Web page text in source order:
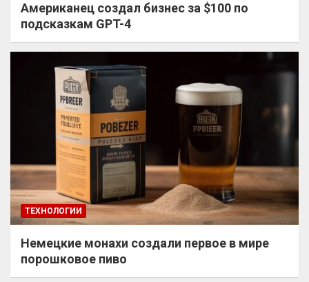
Американец создал бизнес за $100 по
подсказкам GPT-4
ТЕХНОЛОГИИ
Немецкие монахи создали первое в мире
порошковое пиво